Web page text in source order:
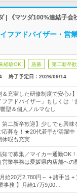
| 《マツダ100%連結子
イフアドバイザー・
経験OK 急募 第二新卒
終了予定日： 2026/09/14
＆充実した研修制度で安心♪
フアドバイザー」もしくは
型＆個人ノルマなし
第二新卒歓迎】少しでも興味
応募を！★20代若手が活躍
休暇も充実
知で募集／マイカー通勤OK
営業事務は愛媛県内店舗への
月給20万2,780円～ + 諸手当
事務 】月給17万9,00…